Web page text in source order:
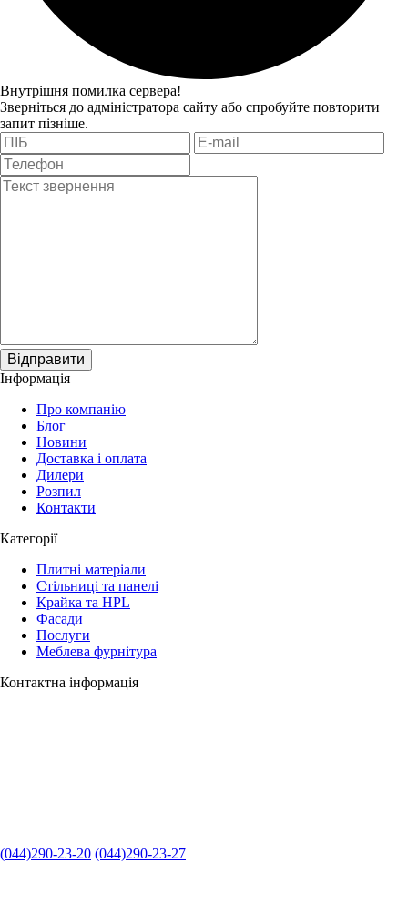
Внутрішня помилка сервера!
Зверніться до адміністратора сайту або спробуйте повторити
запит пізніше.
Відправити
Інформація
Про компанію
Блог
Новини
Доставка і оплата
Дилери
Розпил
Контакти
Категорії
Плитні матеріали
Стільниці та панелі
Крайка та HPL
Фасади
Послуги
Меблева фурнітура
Контактна інформація
(044)290-23-20 (044)290-23-27